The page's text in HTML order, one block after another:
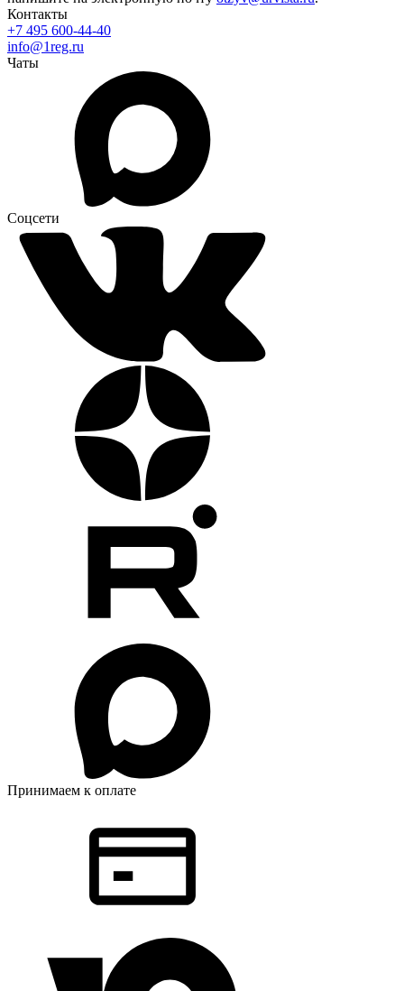
Контакты
+7 495 600-44-40
info@1reg.ru
Чаты
Соцсети
Принимаем к оплате